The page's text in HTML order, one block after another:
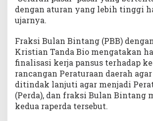
dengan aturan yang lebih tinggi
ujarnya.
Fraksi Bulan Bintang (PBB)
Kristian Tanda Bio mengatakan
finalisasi kerja pansus terhadap
rancangan Peraturaan daerah agar
ditindak lanjuti agar menjadi
(Perda), dan fraksi Bulan Bintang
kedua raperda tersebut.